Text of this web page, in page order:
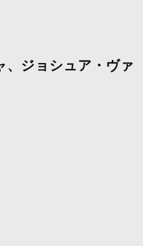
、ジョシュア・ヴァ